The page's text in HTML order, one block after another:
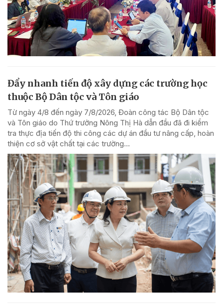
Đẩy nhanh tiến độ xây dựng các trường học
thuộc Bộ Dân tộc và Tôn giáo
Từ ngày 4/8 đến ngày 7/8/2026, Đoàn công tác Bộ Dân tộc
và Tôn giáo do Thứ trưởng Nông Thị Hà dẫn đầu đã đi kiểm
tra thực địa tiến độ thi công các dự án đầu tư nâng cấp, hoàn
thiện cơ sở vật chất tại các trường...